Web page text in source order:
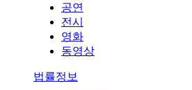
공연
전시
영화
동영상
법률정보